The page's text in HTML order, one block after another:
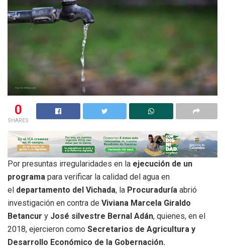
0
SHARES
Por presuntas irregularidades en la ejecución de un
programa para verificar la calidad del agua en
el departamento del Vichada, la Procuraduría abrió
investigación en contra de Viviana Marcela Giraldo
Betancur y José silvestre Bernal Adán, quienes, en el
2018, ejercieron como Secretarios de Agricultura y
Desarrollo Económico de la Gobernación.